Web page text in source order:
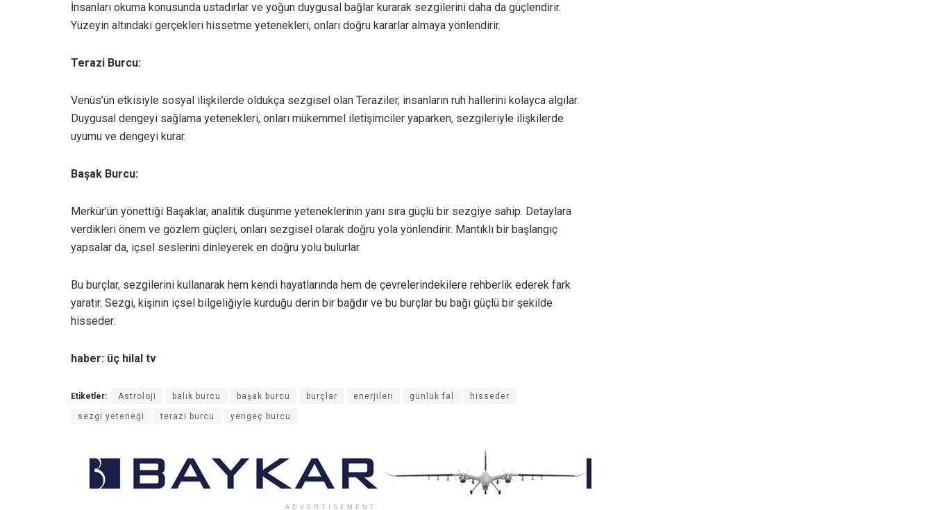
İnsanları okuma konusunda ustadırlar ve yoğun duygusal bağlar kurarak sezgilerini daha da güçlendirir.
Yüzeyin altındaki gerçekleri hissetme yetenekleri, onları doğru kararlar almaya yönlendirir.
Terazi Burcu:
Venüs’ün etkisiyle sosyal ilişkilerde oldukça sezgisel olan Teraziler, insanların ruh hallerini kolayca algılar.
Duygusal dengeyi sağlama yetenekleri, onları mükemmel iletişimciler yaparken, sezgileriyle ilişkilerde
uyumu ve dengeyi kurar.
Başak Burcu:
Merkür’ün yönettiği Başaklar, analitik düşünme yeteneklerinin yanı sıra güçlü bir sezgiye sahip. Detaylara
verdikleri önem ve gözlem güçleri, onları sezgisel olarak doğru yola yönlendirir. Mantıklı bir başlangıç
yapsalar da, içsel seslerini dinleyerek en doğru yolu bulurlar.
Bu burçlar, sezgilerini kullanarak hem kendi hayatlarında hem de çevrelerindekilere rehberlik ederek fark
yaratır. Sezgi, kişinin içsel bilgeliğiyle kurduğu derin bir bağdır ve bu burçlar bu bağı güçlü bir şekilde
hisseder.
haber: üç hilal tv
Etiketler: Astroloji balık burcu başak burcu burçlar enerjileri günlük fal hisseder
sezgi yeteneği terazi burcu yengeç burcu
ADVERTISEMENT